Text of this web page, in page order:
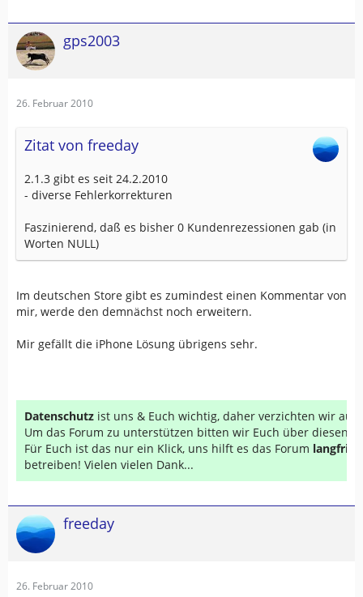
gps2003
26. Februar 2010
Zitat von freeday
2.1.3 gibt es seit 24.2.2010
- diverse Fehlerkorrekturen
Faszinierend, daß es bisher 0 Kundenrezessionen gab (in
Worten NULL)
Im deutschen Store gibt es zumindest einen Kommentar von
mir, werde den demnächst noch erweitern.
Mir gefällt die iPhone Lösung übrigens sehr.
Datenschutz ist uns & Euch wichtig, daher verzichten wir auf
Um das Forum zu unterstützen bitten wir Euch über diesen
Für Euch ist das nur ein Klick, uns hilft es das Forum
betreiben! Vielen vielen Dank...
freeday
26. Februar 2010